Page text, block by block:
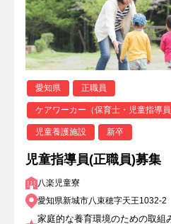
愛知県 正職員
ケアワーカー（保育士・児童指導員
児童養護施設 新卒
児童指導員(正職員)募集
八楽児童寮
愛知県新城市八束穂字天王1032-2
家庭的な養育環境のための取組